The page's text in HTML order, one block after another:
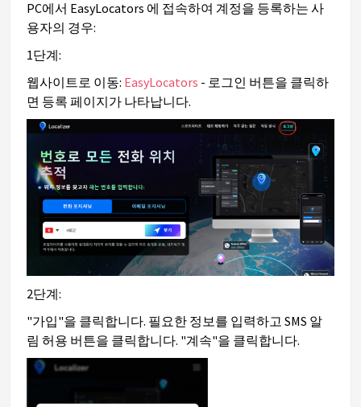
PC에서 EasyLocators 에 접속하여 계정을 등록하는 사
용자의 경우:
1단계:
웹사이트로 이동: EasyLocators - 로그인 버튼을 클릭하
면 등록 페이지가 나타납니다.
2단계:
"가입"을 클릭합니다. 필요한 정보를 입력하고 SMS 알
림 허용 버튼을 클릭합니다. "계속"을 클릭합니다.